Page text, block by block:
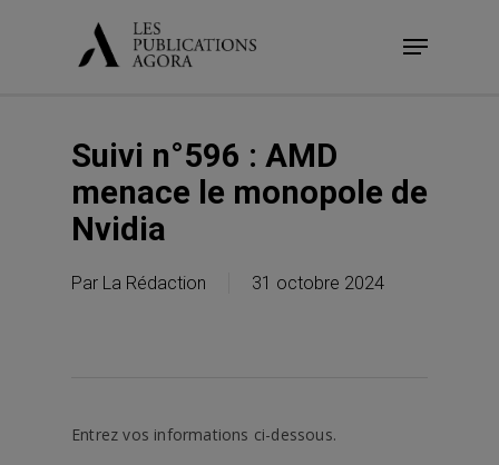
Menu
Suivi n°596 : AMD
menace le monopole de
Nvidia
Par La Rédaction 31 octobre 2024
Entrez vos informations ci-dessous.